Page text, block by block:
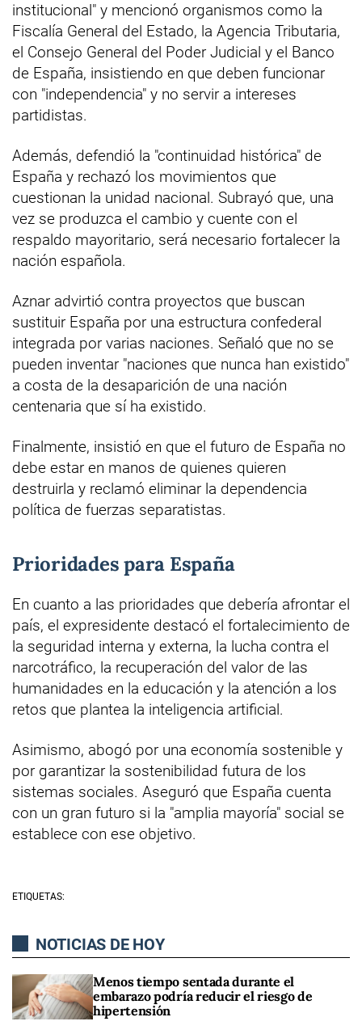
institucional" y mencionó organismos como la
Fiscalía General del Estado, la Agencia Tributaria,
el Consejo General del Poder Judicial y el Banco
de España, insistiendo en que deben funcionar
con "independencia" y no servir a intereses
partidistas.
Además, defendió la "continuidad histórica" de
España y rechazó los movimientos que
cuestionan la unidad nacional. Subrayó que, una
vez se produzca el cambio y cuente con el
respaldo mayoritario, será necesario fortalecer la
nación española.
Aznar advirtió contra proyectos que buscan
sustituir España por una estructura confederal
integrada por varias naciones. Señaló que no se
pueden inventar "naciones que nunca han existido"
a costa de la desaparición de una nación
centenaria que sí ha existido.
Finalmente, insistió en que el futuro de España no
debe estar en manos de quienes quieren
destruirla y reclamó eliminar la dependencia
política de fuerzas separatistas.
Prioridades para España
En cuanto a las prioridades que debería afrontar el
país, el expresidente destacó el fortalecimiento de
la seguridad interna y externa, la lucha contra el
narcotráfico, la recuperación del valor de las
humanidades en la educación y la atención a los
retos que plantea la inteligencia artificial.
Asimismo, abogó por una economía sostenible y
por garantizar la sostenibilidad futura de los
sistemas sociales. Aseguró que España cuenta
con un gran futuro si la "amplia mayoría" social se
establece con ese objetivo.
ETIQUETAS:
NOTICIAS DE HOY
Menos tiempo sentada durante el
embarazo podría reducir el riesgo de
hipertensión